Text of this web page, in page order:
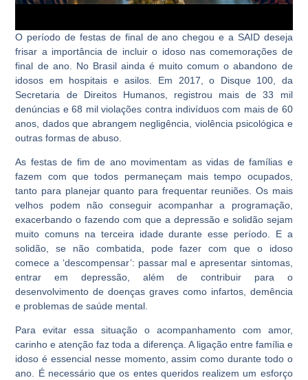
O período de festas de final de ano chegou e a SAID deseja
frisar a importância de incluir o idoso nas comemorações de
final de ano. No Brasil ainda é muito comum o abandono de
idosos em hospitais e asilos. Em 2017, o Disque 100, da
Secretaria de Direitos Humanos, registrou mais de 33 mil
denúncias e 68 mil violações contra indivíduos com mais de 60
anos, dados que abrangem negligência, violência psicológica e
outras formas de abuso.
As festas de fim de ano movimentam as vidas de famílias e
fazem com que todos permaneçam mais tempo ocupados,
tanto para planejar quanto para frequentar reuniões. Os mais
velhos podem não conseguir acompanhar a programação,
exacerbando o fazendo com que a depressão e solidão sejam
muito comuns na terceira idade durante esse período. E a
solidão, se não combatida, pode fazer com que o idoso
comece a ‘descompensar’: passar mal e apresentar sintomas,
entrar em depressão, além de contribuir para o
desenvolvimento de doenças graves como infartos, demência
e problemas de saúde mental.
Para evitar essa situação o acompanhamento com amor,
carinho e atenção faz toda a diferença. A ligação entre família e
idoso é essencial nesse momento, assim como durante todo o
ano. É necessário que os entes queridos realizem um esforço